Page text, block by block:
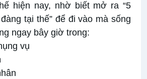
hiện nay, nhờ biết mở ra “5
tại thế” để đi vào mà sống
ngay bây giờ trong:
vụ